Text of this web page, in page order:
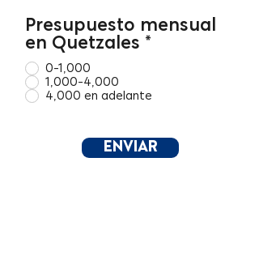
r
e
Presupuesto mensual
en Quetzales *
0-1,000
1,000-4,000
4,000 en adelante
ENVIAR